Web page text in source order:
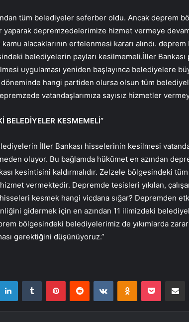
tüm belediyeler seferber oldu. Ancak deprem
yaparak depremzedelerimize hizmet vermeye
alacaklarının ertelenmesi kararı alındı.
belediyelerin payları kesilmemeli.İller Bankası
uygulaması yeniden başlayınca belediyelere
hangi partiden olursa olsun tüm
vatandaşlarımıza sayısız hizmetler
BELEDİYELER KESMEMELİ”
İller Bankası hisselerinin kesilmesi
oluyor. Bu bağlamda hükümet en azından
kesintisini kaldırmalıdır. Zelzele bölgesindeki
vermektedir. Depremde tesisleri yıkılan,
kesmek hangi vicdana sığar? Depremden
gidermek için en azından 11 ilimizdeki
bölgesindeki belediyelerimiz de yıkımlarda
gerektiğini düşünüyoruz.”
LinkedInTumblr PinterestReddit VKontakteOdnoklassniki
Pocket